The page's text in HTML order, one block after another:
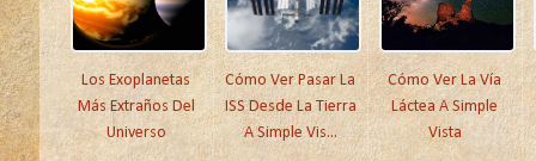
Los Exoplanetas
Más Extraños Del
Universo
Cómo Ver Pasar La
ISS Desde La Tierra
A Simple Vis...
Cómo Ver La Vía
Láctea A Simple
Vista